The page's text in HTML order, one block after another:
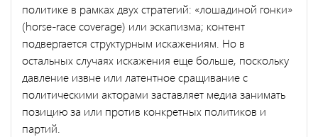
политике в рамках двух стратегий: «лошадиной гонки»
(horse-race coverage) или эскапизма; контент
подвергается структурным искажениям. Но в
остальных случаях искажения еще больше, поскольку
давление извне или латентное сращивание с
политическими акторами заставляет медиа занимать
позицию за или против конкретных политиков и
партий.